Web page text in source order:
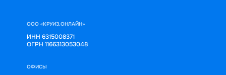
ООО «КРУИЗ.ОНЛАЙН»
ИНН 6315008371
ОГРН 1166313053048
ОФИСЫ